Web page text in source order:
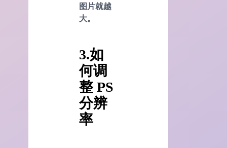
图片就越
大。
3.如
何调
整 PS
分辨
率